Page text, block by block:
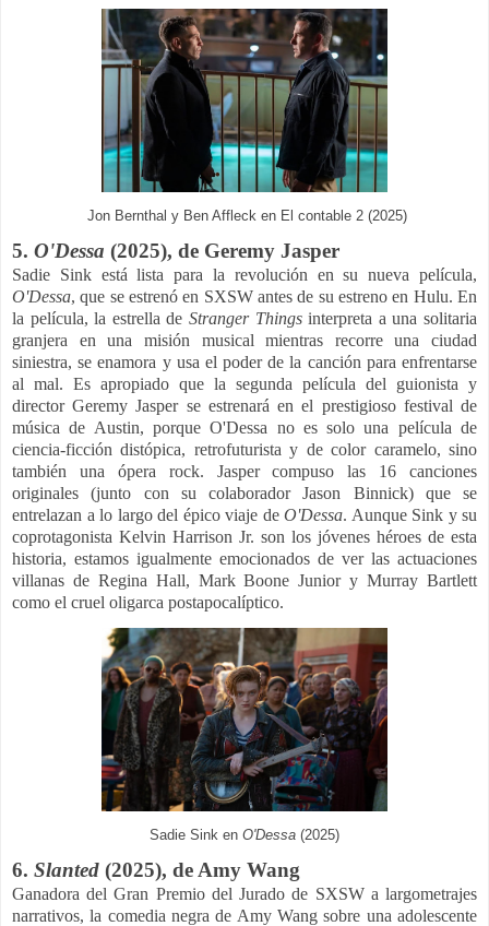
Jon Bernthal y Ben Affleck en El contable 2 (2025)
5. O'Dessa (2025), de Geremy Jasper
Sadie Sink está lista para la revolución en su nueva película,
O'Dessa, que se estrenó en SXSW antes de su estreno en Hulu. En
la película, la estrella de Stranger Thingsinterpreta a una solitaria
granjera en una misión musical mientras recorre una ciudad
siniestra, se enamora y usa el poder de la canción para enfrentarse
al mal. Es apropiado que la segunda película del guionista y
director Geremy Jasper se estrenará en el prestigioso festival de
música de Austin, porque O'Dessa no es solo una película de
ciencia-ficción distópica, retrofuturista y de color caramelo, sino
también una ópera rock. Jasper compuso las 16 canciones
originales (junto con su colaborador Jason Binnick) que se
entrelazan a lo largo del épico viaje de O'Dessa. Aunque Sink y su
coprotagonista Kelvin Harrison Jr. son los jóvenes héroes de esta
historia, estamos igualmente emocionados de ver las actuaciones
villanas de Regina Hall, Mark Boone Junior y Murray Bartlett
como el cruel oligarca postapocalíptico.
Sadie Sink en O'Dessa (2025)
6. Slanted (2025), de Amy Wang
Ganadora del Gran Premio del Jurado de SXSW a largometrajes
narrativos, la comedia negra de Amy Wang sobre una adolescente